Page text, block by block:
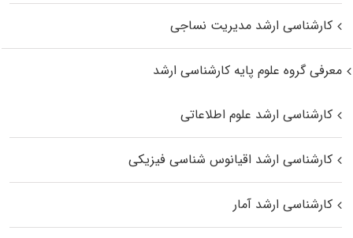
کارشناسی ارشد مدیریت نساجی
معرفی گروه علوم پایه کارشناسی ارشد
کارشناسی ارشد علوم اطلاعاتی
کارشناسی ارشد اقیانوس‌ شناسی فیزیکی
کارشناسی ارشد آمار